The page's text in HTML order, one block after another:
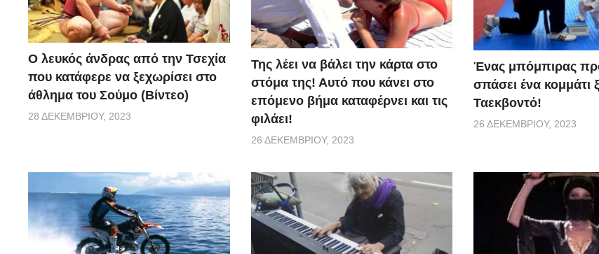
Ο λευκός άνδρας από την Τσεχία
που κατάφερε να ξεχωρίσει στο
άθλημα του Σούμο (Βίντεο)
28 ΔΕΚΕΜΒΡΊΟΥ, 2023
Της λέει να βάλει την κάρτα στο
στόμα της! Αυτό που κάνει στο
επόμενο βήμα καταφέρνει και τις
φιλάει!
26 ΔΕΚΕΜΒΡΊΟΥ, 2023
Ένας μπόμπιρας
σπάσει ένα κομμάτι
Ταεκβοντό!
26 ΔΕΚΕΜΒΡΊΟΥ, 2023